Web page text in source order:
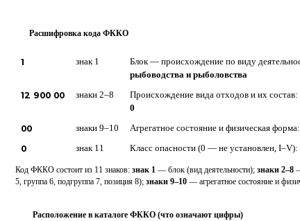
Расшифровка кода ФККО
1 знак 1 Блок — происхождение по виду
рыбоводства и рыболовства
12 900 00 знаки 2–8 Происхождение вида отходов и их состав:
0
00 знаки 9–10 Агрегатное состояние и физическая форма:
0 знак 11 Класс опасности (0 — не установлен, I–V):
Код ФККО состоит из 11 знаков: знак 1 — блок (вид деятельности); знаки 2–8
5, группа 6, подгруппа 7, позиция 8); знаки 9–10 — агрегатное состояние и
Расположение в каталоге ФККО (что означают цифры)